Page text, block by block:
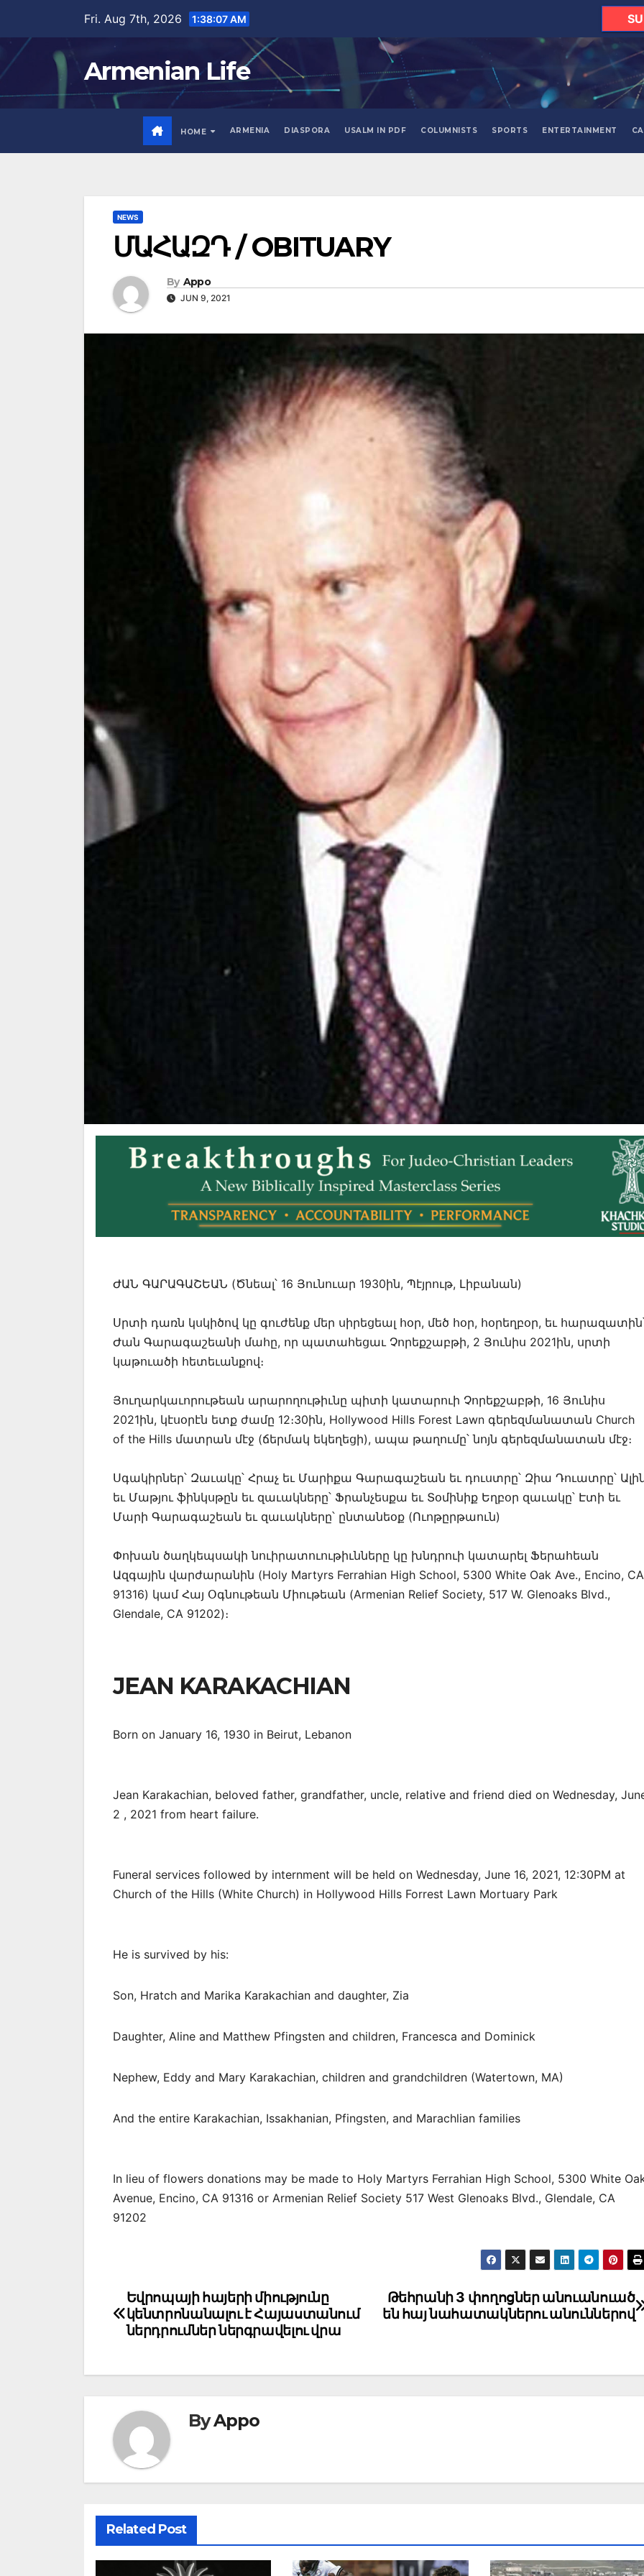
content
Fri. Aug 7th, 2026 1:38:08 AM
Armenian Life
HOME ARMENIA DIASPORA USALM IN PDF COLUMNISTS SPORTS ENTERTAINMENT
NEWS
ՄԱՀԱԶԴ / OBITUARY
By Appo
JUN 9, 2021
ԺԱՆ ԳԱՐԱԳԱՇԵԱՆ (Ծնեալ՝ 16 Յունուար 1930ին, Պէյրութ, Լիբանան)
Սրտի դառն կսկիծով կը գուժենք մեր սիրեցեալ հօր, մեծ հօր, հօրեղբօր, եւ
Ժան Գարագաշեանի մահը, որ պատահեցաւ Չորեքշաբթի, 2 Յունիս 2021ին, սրտի
կաթուածի հետեւանքով։
Յուղարկաւորութեան արարողութիւնը պիտի կատարուի Չորեքշաբթի, 16 Յունիս
2021ին, կէսօրէն ետք ժամը 12։30ին, Hollywood Hills Forest Lawn գերեզմանատան Church
of the Hills մատրան մէջ (ճերմակ եկեղեցի), ապա թաղումը՝ նոյն գերեզմանատան մէջ։
Սգակիրներ՝ Զաւակը՝ Հրաչ եւ Մարիքա Գարագաշեան եւ դուստրը՝ Զիա Դուատրը՝
եւ Մաթյու ֆինկսթըն եւ զաւակները՝ Ֆրանչեսքա եւ Տօմինիք Եղբօր զաւակը՝ Էտի եւ
Մարի Գարագաշեան եւ զաւակները՝ ընտանեօք (Ուոթըրթաուն)
Փոխան ծաղկեպսակի նուիրատուութիւնները կը խնդրուի կատարել Ֆերահեան
Ազգային վարժարանին (Holy Martyrs Ferrahian High School, 5300 White Oak Ave., Encino, CA
91316) կամ Հայ Օգնութեան Միութեան (Armenian Relief Society, 517 W. Glenoaks Blvd.,
Glendale, CA 91202)։
JEAN KARAKACHIAN
Born on January 16, 1930 in Beirut, Lebanon
Jean Karakachian, beloved father, grandfather, uncle, relative and friend died on Wednesday,
2 , 2021 from heart failure.
Funeral services followed by internment will be held on Wednesday, June 16, 2021, 12:30PM at
Church of the Hills (White Church) in Hollywood Hills Forrest Lawn Mortuary Park
He is survived by his:
Son, Hratch and Marika Karakachian and daughter, Zia
Daughter, Aline and Matthew Pfingsten and children, Francesca and Dominick
Nephew, Eddy and Mary Karakachian, children and grandchildren (Watertown, MA)
And the entire Karakachian, Issakhanian, Pfingsten, and Marachlian families
In lieu of flowers donations may be made to Holy Martyrs Ferrahian High School, 5300 White
Avenue, Encino, CA 91316 or Armenian Relief Society 517 West Glenoaks Blvd., Glendale, CA
91202
Post
navigation
Թեհրանի 3 փողոցներ անուանուած
են հայ նահատակներու անուններով
Եվրոպայի հայերի միությունը
կենտրոնանալու է Հայաստանում
ներդրումներ ներգրավելու վրա
ByAppo
Related Post